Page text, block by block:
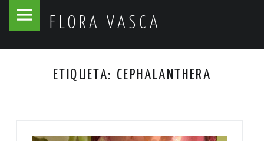
FLORA VASCA
Flora
Skip
ETIQUETA: CEPHALANTHERA